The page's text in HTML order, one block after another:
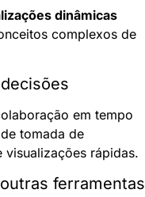
dinâmicas
complexos de
em tempo
visualizações rápidas.
ferramentas